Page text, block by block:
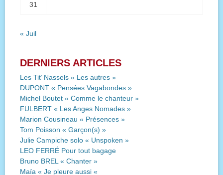
31
« Juil
DERNIERS ARTICLES
Les Tit’ Nassels « Les autres »
DUPONT « Pensées Vagabondes »
Michel Boutet « Comme le chanteur »
FULBERT « Les Anges Nomades »
Marion Cousineau « Présences »
Tom Poisson « Garçon(s) »
Julie Campiche solo « Unspoken »
LEO FERRÉ Pour tout bagage
Bruno BREL « Chanter »
Maïa « Je pleure aussi «